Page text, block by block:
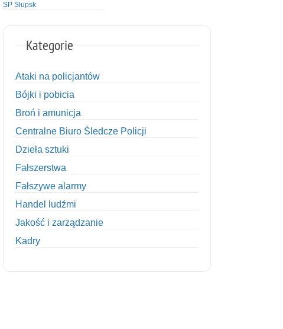
SP Słupsk
Kategorie
Ataki na policjantów
Bójki i pobicia
Broń i amunicja
Centralne Biuro Śledcze Policji
Dzieła sztuki
Fałszerstwa
Fałszywe alarmy
Handel ludźmi
Jakość i zarządzanie
Kadry